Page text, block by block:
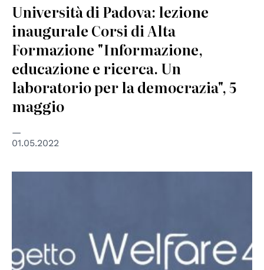
Università di Padova: lezione
inaugurale Corsi di Alta
Formazione "Informazione,
educazione e ricerca. Un
laboratorio per la democrazia", 5
maggio
01.05.2022